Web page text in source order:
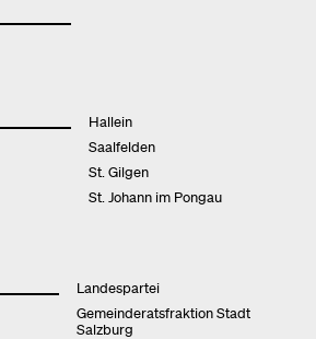
Hallein
Saalfelden
St. Gilgen
St. Johann im Pongau
Landespartei
Gemeinderatsfraktion Stadt
Salzburg